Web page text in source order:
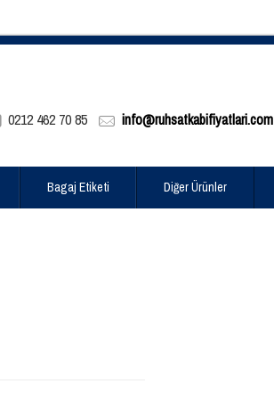
0212 462 70 85 info@ruhsatkabifiyatlari.com
Bagaj Etiketi Diğer Ürünler